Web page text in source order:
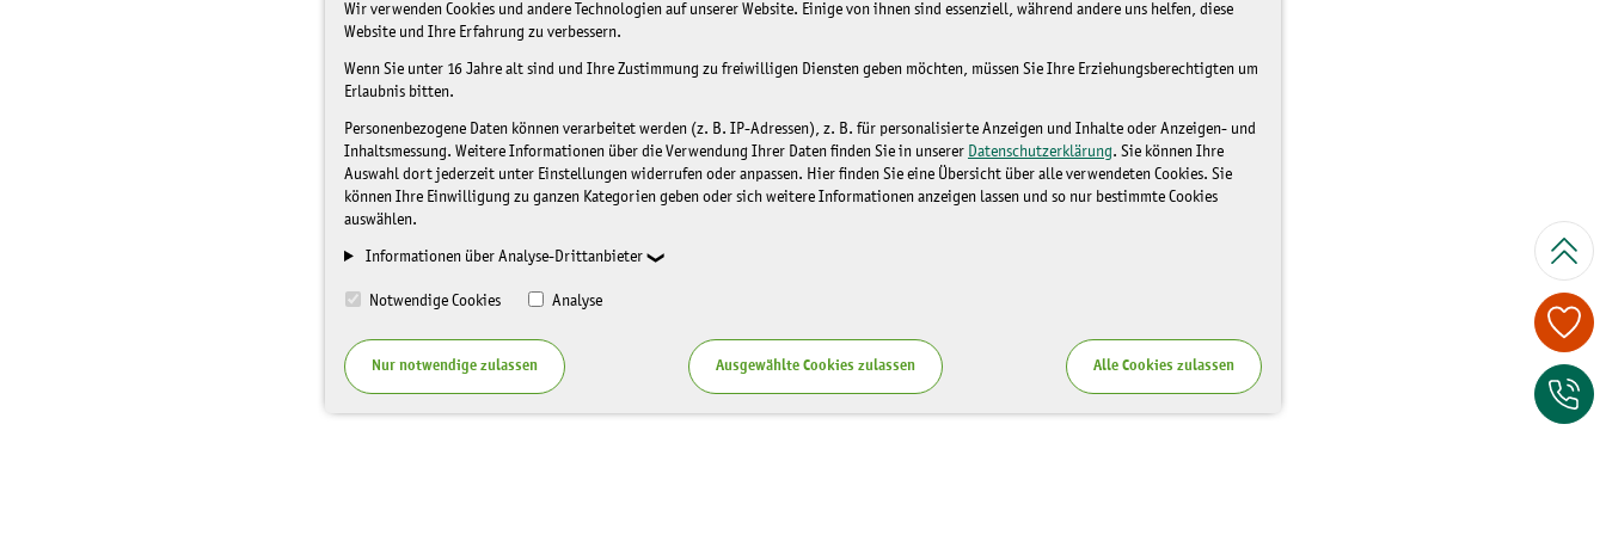
Wir verwenden Cookies und andere Technologien auf unserer Website. Einige von ihnen sind essenziell, während andere uns helfen, diese
Website und Ihre Erfahrung zu verbessern.
Wenn Sie unter 16 Jahre alt sind und Ihre Zustimmung zu freiwilligen Diensten geben möchten, müssen Sie Ihre Erziehungsberechtigten um
Erlaubnis bitten.
Personenbezogene Daten können verarbeitet werden (z. B. IP-Adressen), z. B. für personalisierte Anzeigen und Inhalte oder Anzeigen- und
Inhaltsmessung. Weitere Informationen über die Verwendung Ihrer Daten finden Sie in unserer Datenschutzerklärung. Sie können Ihre
Auswahl dort jederzeit unter Einstellungen widerrufen oder anpassen. Hier finden Sie eine Übersicht über alle verwendeten Cookies. Sie
können Ihre Einwilligung zu ganzen Kategorien geben oder sich weitere Informationen anzeigen lassen und so nur bestimmte Cookies
auswählen.
Informationen über Analyse-Drittanbieter
Notwendige Cookies Analyse
Nur notwendige zulassen Ausgewählte Cookies zulassen Alle Cookies zulassen
Spenden Sie
Zum